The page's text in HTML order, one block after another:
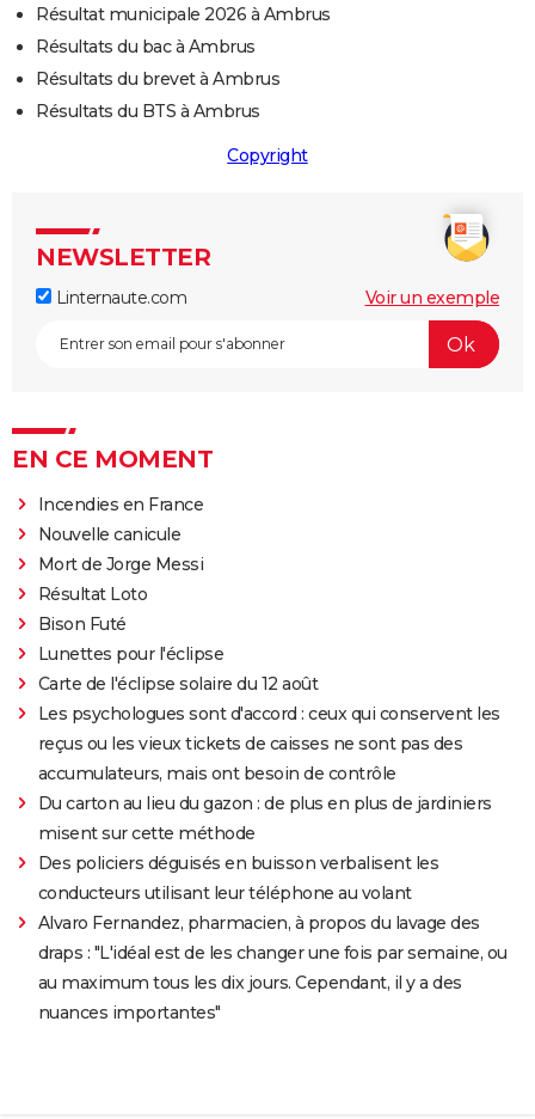
Résultat municipale 2026 à Ambrus
Résultats du bac à Ambrus
Résultats du brevet à Ambrus
Résultats du BTS à Ambrus
Copyright
NEWSLETTER
Linternaute.com Voir un exemple
EN CE MOMENT
Incendies en France
Nouvelle canicule
Mort de Jorge Messi
Résultat Loto
Bison Futé
Lunettes pour l'éclipse
Carte de l'éclipse solaire du 12 août
Les psychologues sont d'accord : ceux qui conservent les
reçus ou les vieux tickets de caisses ne sont pas des
accumulateurs, mais ont besoin de contrôle
Du carton au lieu du gazon : de plus en plus de jardiniers
misent sur cette méthode
Des policiers déguisés en buisson verbalisent les
conducteurs utilisant leur téléphone au volant
Alvaro Fernandez, pharmacien, à propos du lavage des
draps : "L'idéal est de les changer une fois par semaine, ou
au maximum tous les dix jours. Cependant, il y a des
nuances importantes"